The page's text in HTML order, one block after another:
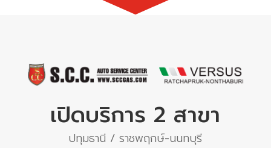
เปิดบริการ 2 สาขา
ปทุมธานี / ราชพฤกษ์-นนทบุรี